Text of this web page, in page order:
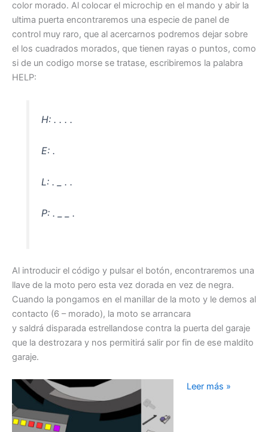
color morado. Al colocar el microchip en el mando y abir la
ultima puerta encontraremos una especie de panel de
control muy raro, que al acercarnos podremos dejar sobre
el los cuadrados morados, que tienen rayas o puntos, como
si de un codigo morse se tratase, escribiremos la palabra
HELP:
H: . . . .
E: .
L: . _ . .
P: . _ _ .
Al introducir el código y pulsar el botón, encontraremos una
llave de la moto pero esta vez dorada en vez de negra.
Cuando la pongamos en el manillar de la moto y le demos al
contacto (6 – morado), la moto se arrancara
y saldrá disparada estrellandose contra la puerta del garaje
que la destrozara y nos permitirá salir por fin de ese maldito
garaje.
The
Leer más »